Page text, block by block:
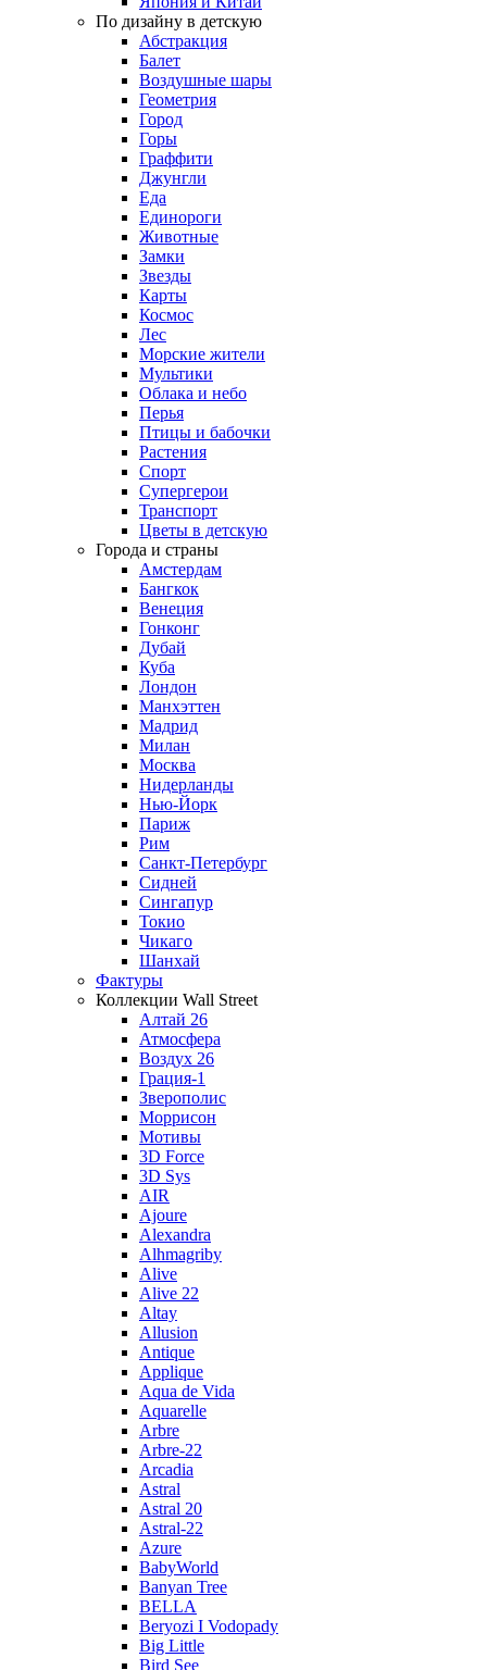
По дизайну в детскую
Абстракция
Балет
Воздушные шары
Геометрия
Город
Горы
Граффити
Джунгли
Еда
Единороги
Животные
Замки
Звезды
Карты
Космос
Лес
Морские жители
Мультики
Облака и небо
Перья
Птицы и бабочки
Растения
Спорт
Супергерои
Транспорт
Цветы в детскую
Города и страны
Амстердам
Бангкок
Венеция
Гонконг
Дубай
Куба
Лондон
Манхэттен
Мадрид
Милан
Москва
Нидерланды
Нью-Йорк
Париж
Рим
Санкт-Петербург
Сидней
Сингапур
Токио
Чикаго
Шанхай
Фактуры
Коллекции Wall Street
Алтай 26
Атмосфера
Воздух 26
Грация-1
Зверополис
Моррисон
Мотивы
3D Force
3D Sys
AIR
Ajoure
Alexandra
Alhmagriby
Alive
Alive 22
Altay
Allusion
Antique
Applique
Aqua de Vida
Aquarelle
Arbre
Arbre-22
Arcadia
Astral
Astral 20
Astral-22
Azure
BabyWorld
Banyan Tree
BELLA
Beryozi I Vodopady
Big Little
Bird See